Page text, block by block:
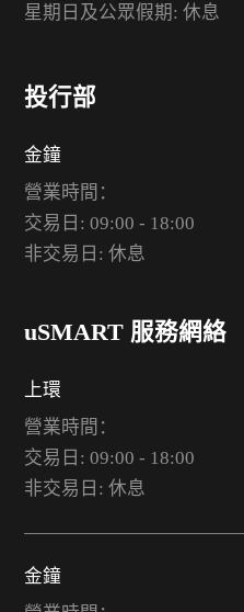
星期日及公眾假期: 休息
投行部
金鐘
營業時間：
交易日: 09:00 - 18:00
非交易日: 休息
uSMART 服務網絡
上環
營業時間：
交易日: 09:00 - 18:00
非交易日: 休息
金鐘